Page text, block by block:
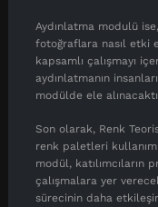
Aydınlatma modulü
fotoğraflara nasıl etki
kapsamlı çalışmayı
aydınlatmanın
modülde ele
Son olarak, Renk
renk paletleri
modül, katılımcıların
çalışmalara yer
sürecinin daha